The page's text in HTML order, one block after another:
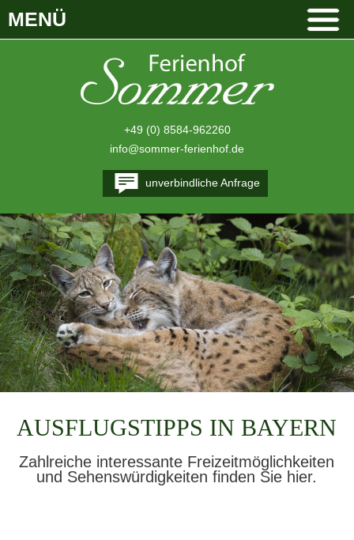
+49 (0) 8584-962260
info@sommer-ferienhof.de
unverbindliche Anfrage
MENÜ
AUSFLUGSTIPPS IN BAYERN
Zahlreiche interessante Freizeitmöglichkeiten
und Sehenswürdigkeiten finden Sie hier.